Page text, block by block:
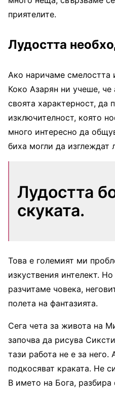
приятелите.
Лудостта
Ако наричаме смелостта
Коко Азарян ни учеше, че
своята характерност, да
изключителност, която
много интересно да
биха могли да изглеждат
Лудостта
скуката.
Това е големият ми
изкуствения интелект.
разчитаме човека,
полета на фантазията.
Сега чета за живота на
започва да рисува
тази работа не е за
подкосяват краката. Не
В името на Бога, разбира